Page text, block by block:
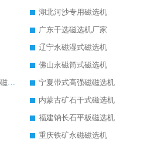
湖北河沙专用磁选机
广东干选磁选机厂家
辽宁永磁湿式磁选机
佛山永磁筒式磁选机
海南永磁筒式磁选机有强磁的吗
宁夏带式高强磁磁选机
内蒙古矿石干式磁选机
福建钠长石平板磁选机
重庆铁矿永磁磁选机